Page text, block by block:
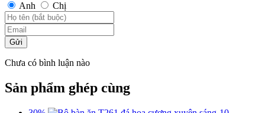
Anh Chị
Gửi
Chưa có bình luận nào
Sản phẩm ghép cùng